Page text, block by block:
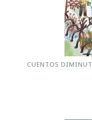
CUENTOS